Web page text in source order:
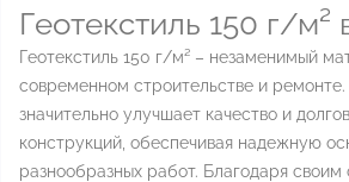
Геотекстиль 150 г/м²
Геотекстиль 150 г/м² – незаменимый
современном строительстве и
значительно улучшает качество и
конструкций, обеспечивая надежную
разнообразных работ. Благодаря своим